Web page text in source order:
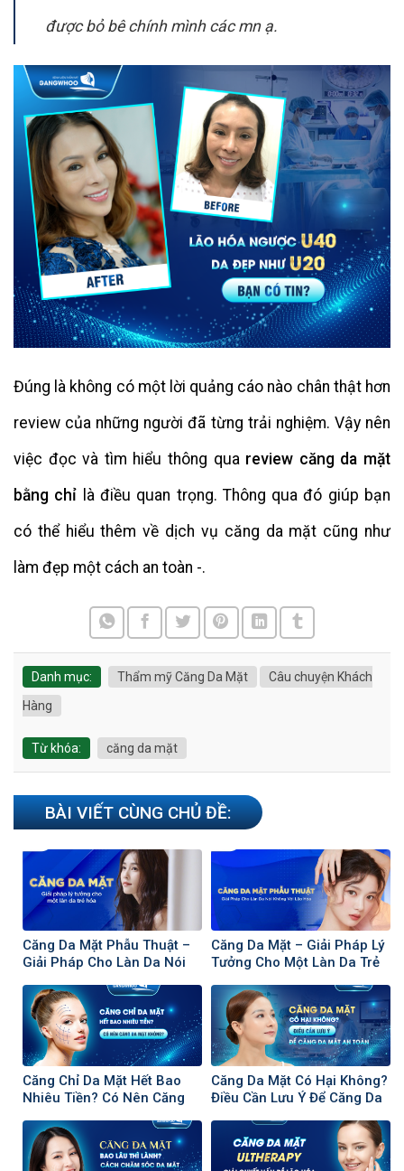
được bỏ bê chính mình các mn ạ.
Đúng là không có một lời quảng cáo nào chân thật hơn
review của những người đã từng trải nghiệm. Vậy nên
việc đọc và tìm hiểu thông qua review căng da mặt
bằng chỉ là điều quan trọng. Thông qua đó giúp bạn
có thể hiểu thêm về dịch vụ căng da mặt cũng như
làm đẹp một cách an toàn -.
Danh mục: Thẩm mỹ Căng Da Mặt
Câu chuyện Khách
Hàng
Từ khóa: căng da mặt
BÀI VIẾT CÙNG CHỦ ĐỀ:
Căng Da Mặt Phẫu Thuật –
Giải Pháp Cho Làn Da Nói
Căng Da Mặt – Giải Pháp Lý
Tưởng Cho Một Làn Da Trẻ
Căng Chỉ Da Mặt Hết Bao
Nhiêu Tiền? Có Nên Căng
Căng Da Mặt Có Hại Không?
Điều Cần Lưu Ý Để Căng Da